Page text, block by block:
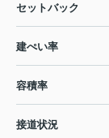
セットバック
建ぺい率
容積率
接道状況